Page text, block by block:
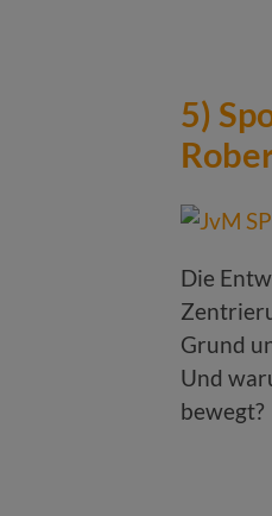
5)
Die
Grund
Und
bewegt?